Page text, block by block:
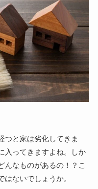
つと家は劣化してきま
入ってきますよね。しか
んなものがあるの！？こ
ないでしょうか。